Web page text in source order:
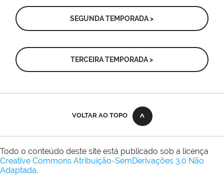
SEGUNDA TEMPORADA >
TERCEIRA TEMPORADA >
VOLTAR AO TOPO
Todo o conteúdo deste site está publicado sob a licença
Creative Commons Atribuição-SemDerivações 3.0 Não
Adaptada.